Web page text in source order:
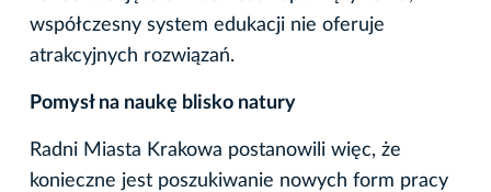
współczesny system edukacji nie oferuje
atrakcyjnych rozwiązań.
Pomysł na naukę blisko natury
Radni Miasta Krakowa postanowili więc, że
konieczne jest poszukiwanie nowych form pracy